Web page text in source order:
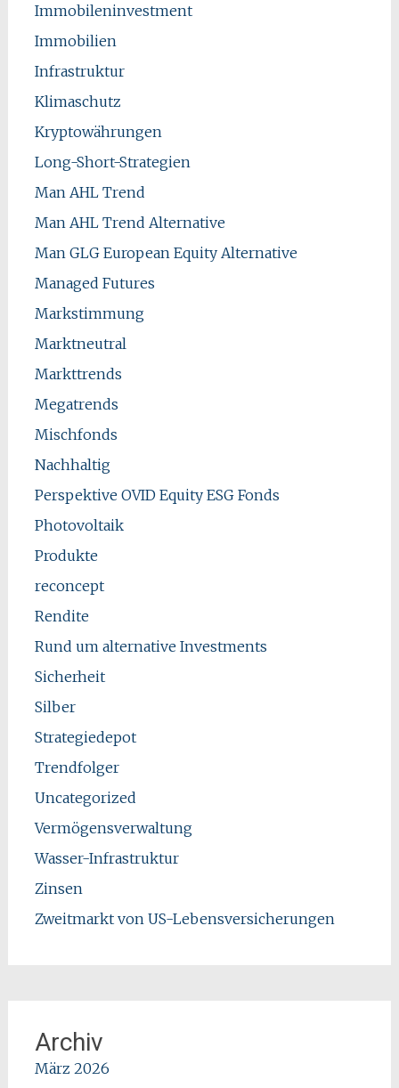
Immobileninvestment
Immobilien
Infrastruktur
Klimaschutz
Kryptowährungen
Long-Short-Strategien
Man AHL Trend
Man AHL Trend Alternative
Man GLG European Equity Alternative
Managed Futures
Markstimmung
Marktneutral
Markttrends
Megatrends
Mischfonds
Nachhaltig
Perspektive OVID Equity ESG Fonds
Photovoltaik
Produkte
reconcept
Rendite
Rund um alternative Investments
Sicherheit
Silber
Strategiedepot
Trendfolger
Uncategorized
Vermögensverwaltung
Wasser-Infrastruktur
Zinsen
Zweitmarkt von US-Lebensversicherungen
Archiv
März 2026